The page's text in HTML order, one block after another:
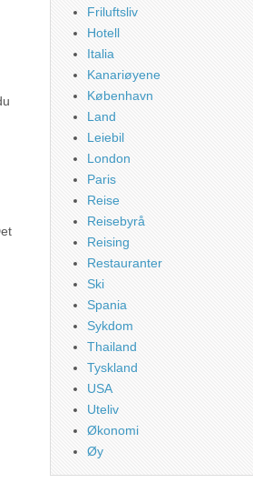
Friluftsliv
Hotell
Italia
Kanariøyene
København
Land
Leiebil
London
Paris
Reise
Reisebyrå
Reising
Restauranter
Ski
Spania
Sykdom
Thailand
Tyskland
USA
Uteliv
Økonomi
Øy